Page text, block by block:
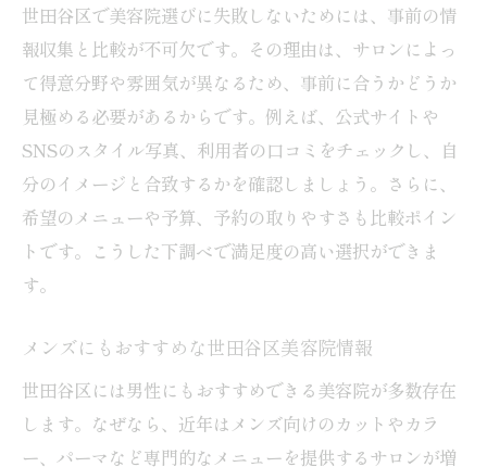
世田谷区の美容院ランキング活用術
口コミで分かる美容院のカット技術とは
安くて上手な美容院を口コミから探すコツ
美容院選びで口コミを活かす注意点まとめ
世田谷区で髪色チェンジが得意な美容院とは
髪色チェンジが得意な美容院の選び方
カットとカラーが得意な美容院探しのコツ
美容院で叶える理想のヘアチェンジ体験
口コミ評価の高い美容院の特徴を紹介
世田谷区で美容院選びに失敗しないためには、事前の情
報収集と比較が不可欠です。その理由は、サロンによっ
て得意分野や雰囲気が異なるため、事前に合うかどうか
見極める必要があるからです。例えば、公式サイトや
SNSのスタイル写真、利用者の口コミをチェックし、自
分のイメージと合致するかを確認しましょう。さらに、
希望のメニューや予算、予約の取りやすさも比較ポイン
トです。こうした下調べで満足度の高い選択ができま
す。
メンズにもおすすめな世田谷区美容院情報
世田谷区には男性にもおすすめできる美容院が多数存在
します。なぜなら、近年はメンズ向けのカットやカラ
ー、パーマなど専門的なメニューを提供するサロンが増